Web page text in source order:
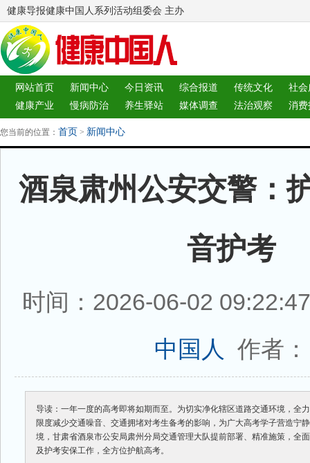
健康导报健康中国人系列活动组委会 主办
网站首页 新闻中心 今日资讯 综合报道 传统文化
社会
健康产业
慢病防治 养生驿站 媒体调查 法治观察
消费
您当前的位置： 首页 > 新闻中心
酒泉肃州公安交警：
音护考
时间：2026-06-02
中国人 作者：
导读：一年一度的高考即将如期而至。为切实净化辖区道路交通环境，全
限度减少交通噪音、交通拥堵对考生备考的影响，为广大高考学子营造宁
境，甘肃省酒泉市公安局肃州分局交通管理大队提前部署、精准施策，全
及护考安保工作，全方位护航高考。